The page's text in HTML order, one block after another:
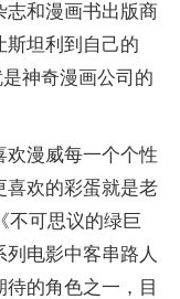
志和漫画书出版商
斯坦利到自己的
神奇漫画公司的
欢漫威每一个个性
喜欢的彩蛋就是老
不可思议的绿巨
电影中客串路人
的角色之一，目